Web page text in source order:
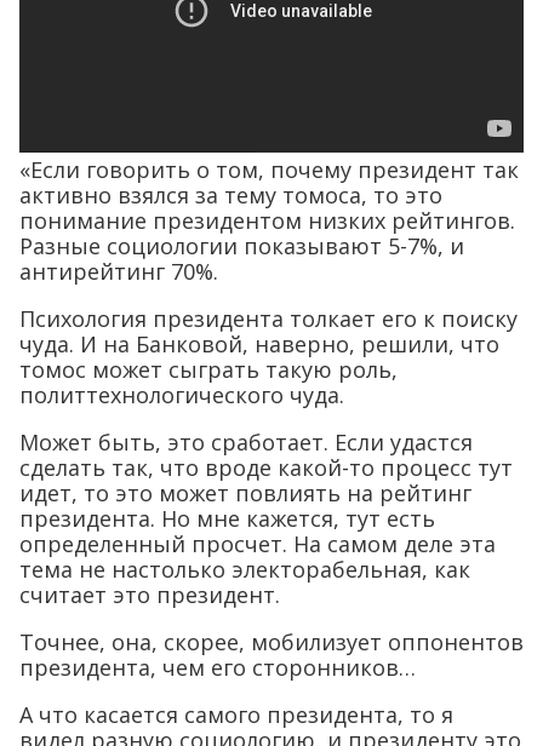
«Если говорить о том, почему президент так
активно взялся за тему томоса, то это
понимание президентом низких рейтингов.
Разные социологии показывают 5-7%, и
антирейтинг 70%.
Психология президента толкает его к поиску
чуда. И на Банковой, наверно, решили, что
томос может сыграть такую роль,
политтехнологического чуда.
Может быть, это сработает. Если удастся
сделать так, что вроде какой-то процесс тут
идет, то это может повлиять на рейтинг
президента. Но мне кажется, тут есть
определенный просчет. На самом деле эта
тема не настолько электорабельная, как
считает это президент.
Точнее, она, скорее, мобилизует оппонентов
президента, чем его сторонников…
А что касается самого президента, то я
видел разную социологию, и президенту это